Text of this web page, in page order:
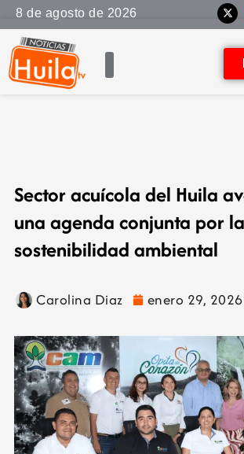
8 de agosto de 2026
Sector acuícola del Huila
una agenda conjunta por la
sostenibilidad ambiental
Carolina Diaz enero 29, 2026